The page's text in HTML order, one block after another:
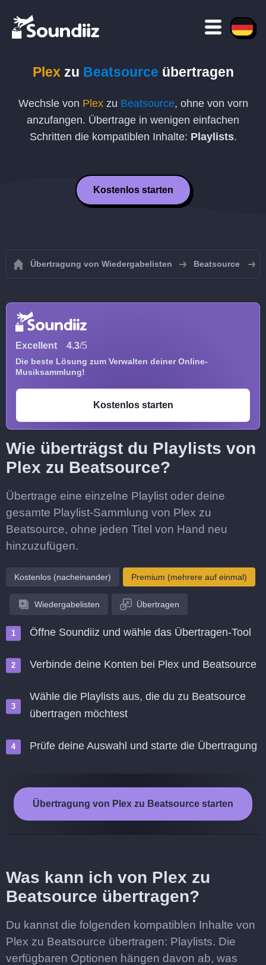
Plex zu Beatsource übertragen
Wechsle von Plexzu Beatsource, ohne von vorn
anzufangen. Übertrage in wenigen einfachen
Schritten die kompatiblen Inhalte: Playlists.
Kostenlos starten
Übertragung von Wiedergabelisten Beatsource
Excellent 4.3/5
Die beste Lösung zum Verwalten deiner Online-
Musiksammlung!
Kostenlos starten
Wie überträgst du Playlists von
Plex zu Beatsource?
Übertrage eine einzelne Playlist oder deine
gesamte Playlist-Sammlung von Plex zu
Beatsource, ohne jeden Titel von Hand neu
hinzuzufügen.
Kostenlos (nacheinander) Premium (mehrere auf einmal)
Wiedergabelisten Übertragen
Öffne Soundiiz und wähle das Übertragen-Tool
Verbinde deine Konten bei Plex und Beatsource
Wähle die Playlists aus, die du zu Beatsource
übertragen möchtest
Prüfe deine Auswahl und starte die Übertragung
Übertragung von Plex zu Beatsource starten
Was kann ich von Plex zu
Beatsource übertragen?
Du kannst die folgenden kompatiblen Inhalte von
Plex zu Beatsource übertragen: Playlists. Die
verfügbaren Optionen hängen davon ab, was